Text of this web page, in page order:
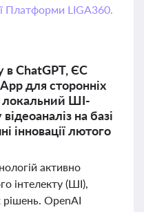
Платформи LIGA360.
в ChatGPT, ЄС
для сторонніх
локальний ШІ-
на базі
інновації лютого
активно
інтелекту (ШІ),
рішень. OpenAI